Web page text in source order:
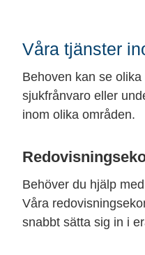
Våra tjänster
Behoven kan se
sjukfrånvaro eller
inom olika områden.
Behöver du hjälp
Våra
snabbt sätta sig in i